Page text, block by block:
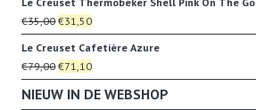
was:
€22,95.
is:
€19,95.
€35,00Oorspronkelijke
prijs
was:
€35,00.
€31,50Huidige
prijs
is:
€31,50.
Le Creuset Cafetière Azure
€79,00Oorspronkelijke
prijs
was:
€71,10Huidige
prijs
is:
NIEUW IN DE WEBSHOP